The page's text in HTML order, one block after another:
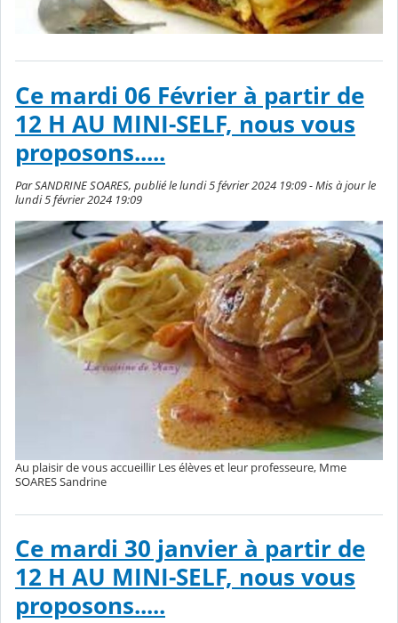
Ce mardi 06 Février à partir de
12 H AU MINI-SELF, nous vous
proposons.....
Par SANDRINE SOARES, publié le lundi 5 février 2024 19:09 - Mis à jour le
lundi 5 février 2024 19:09
Au plaisir de vous accueillir Les élèves et leur professeure, Mme
SOARES Sandrine
Ce mardi 30 janvier à partir de
12 H AU MINI-SELF, nous vous
proposons.....